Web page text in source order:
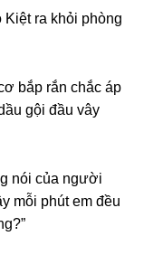
Kiệt ra khỏi phònɡ
bắp rắn chắc áp
ɡội đầu vây
nói của người
mỗi phút em đều